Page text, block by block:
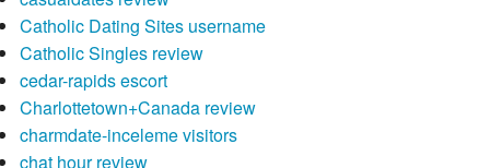
Catholic Dating Sites username
Catholic Singles review
cedar-rapids escort
Charlottetown+Canada review
charmdate-inceleme visitors
chat hour review